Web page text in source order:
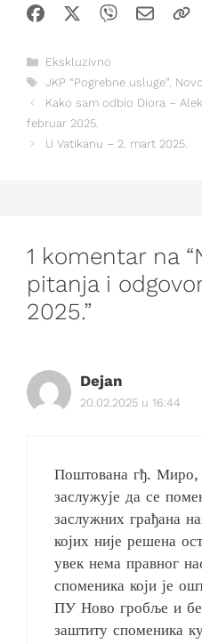
Kategorije
Ekskluzivno
Oznake
JKP “Pogrebne usluge”,
Kako sam odbio Diora –
februar 2025.
U Vatikanu – 2. mart 2025.
1 komentar na
pitanja i
2025.”
Dejan
20.02.2025 u 16:44
Поштована гђ. Миро,
заслужује да се
заслужних грађана
којих није решена
увек нема правног
споменика који је
ПУ Ново гробље и
заштиту споменика